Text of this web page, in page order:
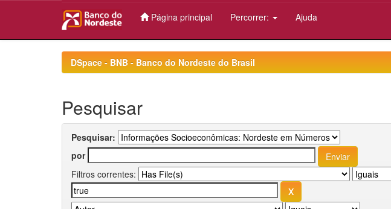
Página principal Percorrer: Ajuda
DSpace - BNB - Banco do Nordeste do Brasil
Pesquisar
Pesquisar:
por
Filtros correntes: